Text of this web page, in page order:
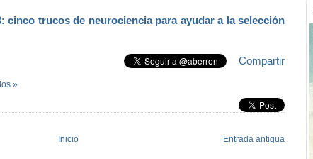
cinco trucos de neurociencia para ayudar a la selección
Compartir
»
Entrada antigua
Inicio